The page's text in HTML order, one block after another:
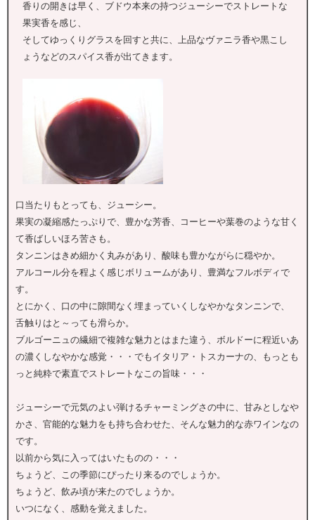
香りの開きは早く、ブドウ本来の持つジューシーでストレートな
果実香を感じ、
そしてゆっくりグラスを回すと共に、上品なヴァニラ香や黒こし
ょうなどのスパイス香が出てきます。
口当たりもとっても、ジューシー。
果実の凝縮感たっぷりで、豊かな芳香、コーヒーや葉巻のような甘く
て香ばしいほろ苦さも。
タンニンはきめ細かく丸みがあり、酸味も豊かながらに穏やか。
アルコール分を程よく感じボリュームがあり、豊満なフルボディで
す。
とにかく、口の中に隙間なく埋まっていくしなやかなタンニンで、
舌触りはと～っても滑らか。
ブルゴーニュの繊細で複雑な魅力とはまた違う、ボルドーに程近いあ
の濃くしなやかな感覚・・・でもイタリア・トスカーナの、もっとも
っと純粋で素直でストレートなこの旨味・・・
ジューシーで元気のよい弾けるチャーミングさの中に、甘みとしなや
かさ、官能的な魅力をも持ち合わせた、そんな魅力的な赤ワインなの
です。
以前から気に入ってはいたものの・・・
ちょうど、この季節にぴったり来るのでしょうか。
ちょうど、飲み頃が来たのでしょうか。
いつになく、感動を覚えました。